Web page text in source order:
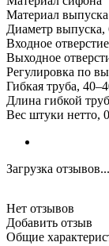
Материал
Диаметр
Входное
Выходное
Регулировка по
Гибкая труба,
Длина гибкой
Вес штуки нетто,
Загрузка отзывов...
Нет отзывов
Добавить отзыв
Общие